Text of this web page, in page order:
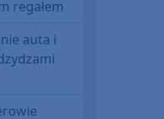
regałem
auta i